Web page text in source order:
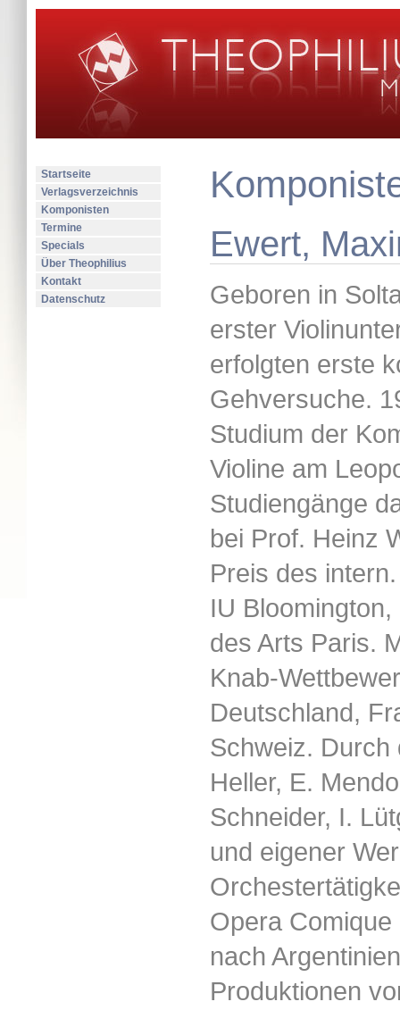
Startseite
Verlagsverzeichnis
Komponisten
Termine
Specials
Über Theophilius
Kontakt
Datenschutz
Ewert,
Geboren in
erster
erfolgten erste
Gehversuche.
Studium der
Violine am
Studiengänge
bei Prof. Heinz
Preis des
IU
des Arts Paris.
Knab-
Deutschland,
Schweiz. Durch
Heller, E.
Schneider, I.
und eigener
Opera
nach
Produktionen